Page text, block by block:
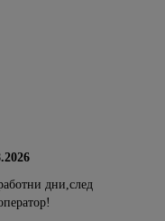
дни,след